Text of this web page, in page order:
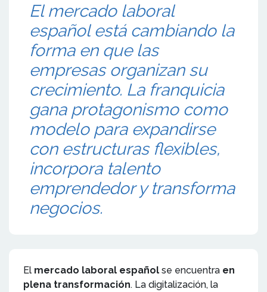
El mercado laboral
español está cambiando la
forma en que las
empresas organizan su
crecimiento. La franquicia
gana protagonismo como
modelo para expandirse
con estructuras flexibles,
incorpora talento
emprendedor y transforma
negocios.
El mercado laboral español se encuentra en
plena transformación. La digitalización, la